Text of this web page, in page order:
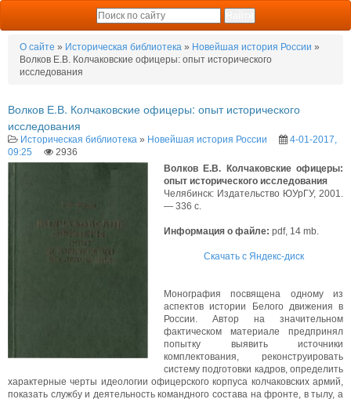
О сайте » Историческая библиотека » Новейшая история России »
Волков Е.В. Колчаковские офицеры: опыт исторического
исследования
Волков Е.В. Колчаковские офицеры: опыт исторического
исследования
Историческая библиотека » Новейшая история России
4-01-2017,
09:25
2936
Волков Е.В. Колчаковские офицеры:
опыт исторического исследования
Челябинск: Издательство ЮУрГУ, 2001.
— 336 с.
Информация о файле: pdf, 14 mb.
Скачать с Яндекс-диск
Монография посвящена одному из
аспектов истории Белого движения в
России. Автор на значительном
фактическом материале предпринял
попытку выявить источники
комплектования, реконструировать
систему подготовки кадров, определить
характерные черты идеологии офицерского корпуса колчаковских армий,
показать службу и деятельность командного состава на фронте, в тылу, а